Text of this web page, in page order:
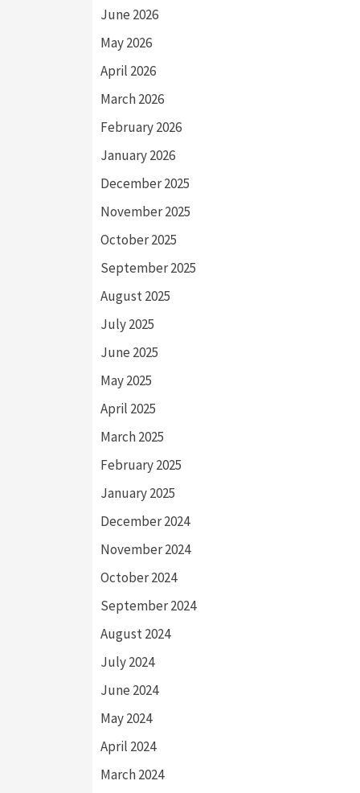
June 2026
May 2026
April 2026
March 2026
February 2026
January 2026
December 2025
November 2025
October 2025
September 2025
August 2025
July 2025
June 2025
May 2025
April 2025
March 2025
February 2025
January 2025
December 2024
November 2024
October 2024
September 2024
August 2024
July 2024
June 2024
May 2024
April 2024
March 2024